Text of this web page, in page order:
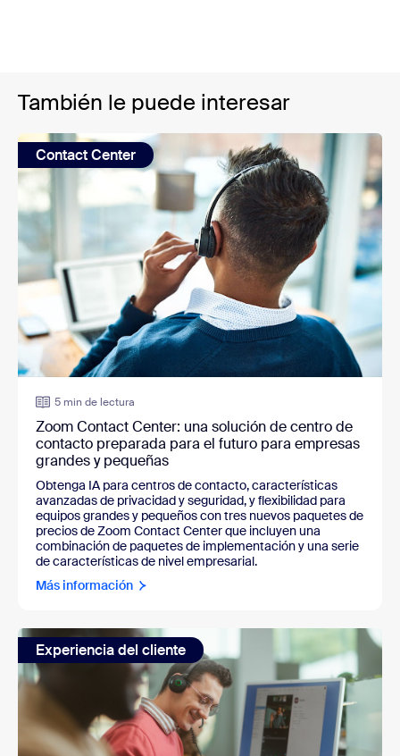
También le puede interesar
Contact Center
5 min de lectura
Zoom Contact Center: una solución de centro de
contacto preparada para el futuro para empresas
grandes y pequeñas
Obtenga IA para centros de contacto, características
avanzadas de privacidad y seguridad, y flexibilidad para
equipos grandes y pequeños con tres nuevos paquetes de
precios de Zoom Contact Center que incluyen una
combinación de paquetes de implementación y una serie
de características de nivel empresarial.
Más información
Experiencia del cliente